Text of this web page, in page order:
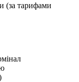
(за тарифами